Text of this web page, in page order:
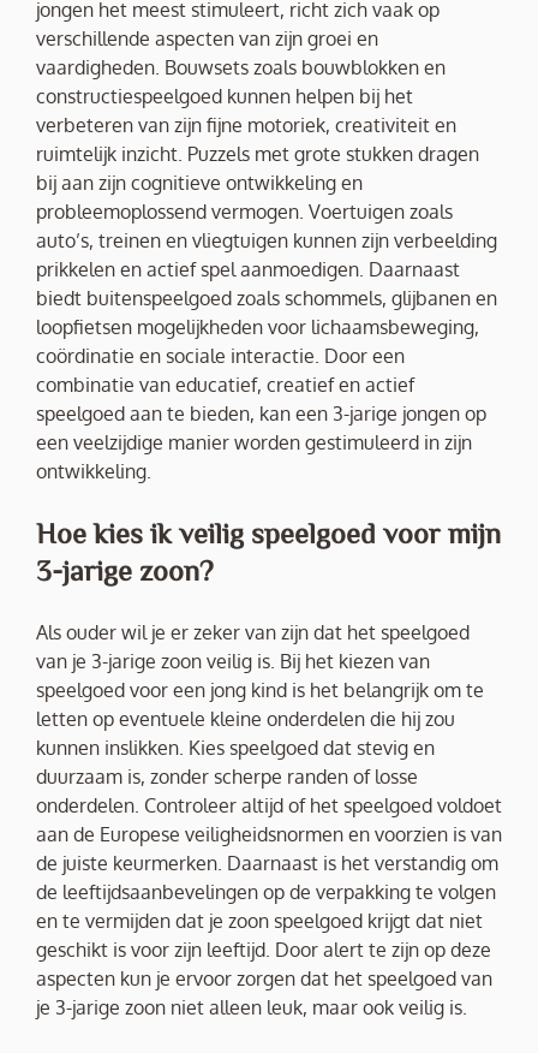
jongen het meest stimuleert, richt zich vaak op
verschillende aspecten van zijn groei en
vaardigheden. Bouwsets zoals bouwblokken en
constructiespeelgoed kunnen helpen bij het
verbeteren van zijn fijne motoriek, creativiteit en
ruimtelijk inzicht. Puzzels met grote stukken dragen
bij aan zijn cognitieve ontwikkeling en
probleemoplossend vermogen. Voertuigen zoals
auto’s, treinen en vliegtuigen kunnen zijn verbeelding
prikkelen en actief spel aanmoedigen. Daarnaast
biedt buitenspeelgoed zoals schommels, glijbanen en
loopfietsen mogelijkheden voor lichaamsbeweging,
coördinatie en sociale interactie. Door een
combinatie van educatief, creatief en actief
speelgoed aan te bieden, kan een 3-jarige jongen op
een veelzijdige manier worden gestimuleerd in zijn
ontwikkeling.
Hoe kies ik veilig speelgoed voor mijn
3-jarige zoon?
Als ouder wil je er zeker van zijn dat het speelgoed
van je 3-jarige zoon veilig is. Bij het kiezen van
speelgoed voor een jong kind is het belangrijk om te
letten op eventuele kleine onderdelen die hij zou
kunnen inslikken. Kies speelgoed dat stevig en
duurzaam is, zonder scherpe randen of losse
onderdelen. Controleer altijd of het speelgoed voldoet
aan de Europese veiligheidsnormen en voorzien is van
de juiste keurmerken. Daarnaast is het verstandig om
de leeftijdsaanbevelingen op de verpakking te volgen
en te vermijden dat je zoon speelgoed krijgt dat niet
geschikt is voor zijn leeftijd. Door alert te zijn op deze
aspecten kun je ervoor zorgen dat het speelgoed van
je 3-jarige zoon niet alleen leuk, maar ook veilig is.